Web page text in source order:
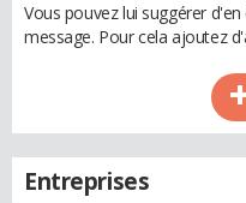
Vous pouvez lui suggérer
message. Pour cela ajoutez
Entreprises